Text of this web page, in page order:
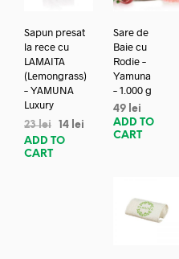
Sapun presat
la rece cu
LAMAITA
(Lemongrass)
– YAMUNA
Luxury
23lei 14 lei
ADD TO
CART
Sare de
Baie cu
Rodie –
Yamuna
– 1.000 g
49 lei
ADD TO
CART